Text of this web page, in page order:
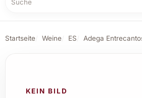
Suche
Startseite Weine ES Adega
KEIN BILD